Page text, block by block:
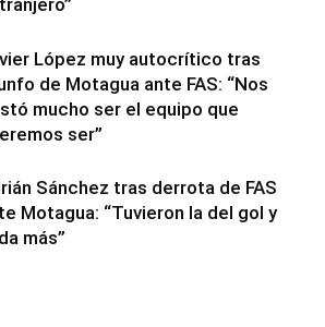
López muy autocrítico tras
de Motagua ante FAS: “Nos
mucho ser el equipo que
ser”
Sánchez tras derrota de FAS
Motagua: “Tuvieron la del gol y
más”